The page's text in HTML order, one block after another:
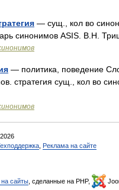
— сущ., кол во
синонимов ASIS. В.Н.
— политика, поведение
стратегия сущ., кол во
Реклама на сайте
на сайты , сделанные на PHP,